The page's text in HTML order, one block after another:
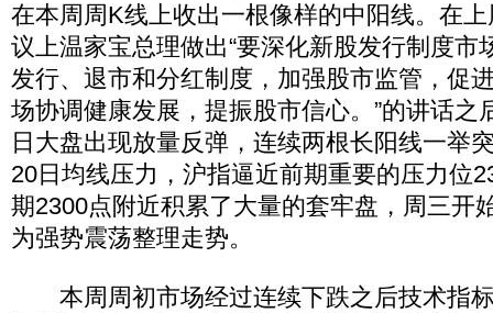
在本周周K线上收出一根像样的中阳线。在
议上温家宝总理做出“要深化新股发行制度市
发行、退市和分红制度，加强股市监管，促
场协调健康发展，提振股市信心。”的讲话之
日大盘出现放量反弹，连续两根长阳线一举
20日均线压力，沪指逼近前期重要的压力位
期2300点附近积累了大量的套牢盘，周三开
为强势震荡整理走势。
本周周初市场经过连续下跌之后技术指